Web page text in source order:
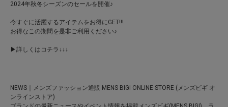
2024年秋冬シーズンのセールを開催♪
今すぐに活躍するアイテムをお得にGET!!!
お得なこの期間を是非ご利用ください♪
▶詳しくはコチラ↓↓↓
NEWS｜メンズファッション通販 MENS BIGI ONLINE STORE (メンズビギ オ
ンラインストア)